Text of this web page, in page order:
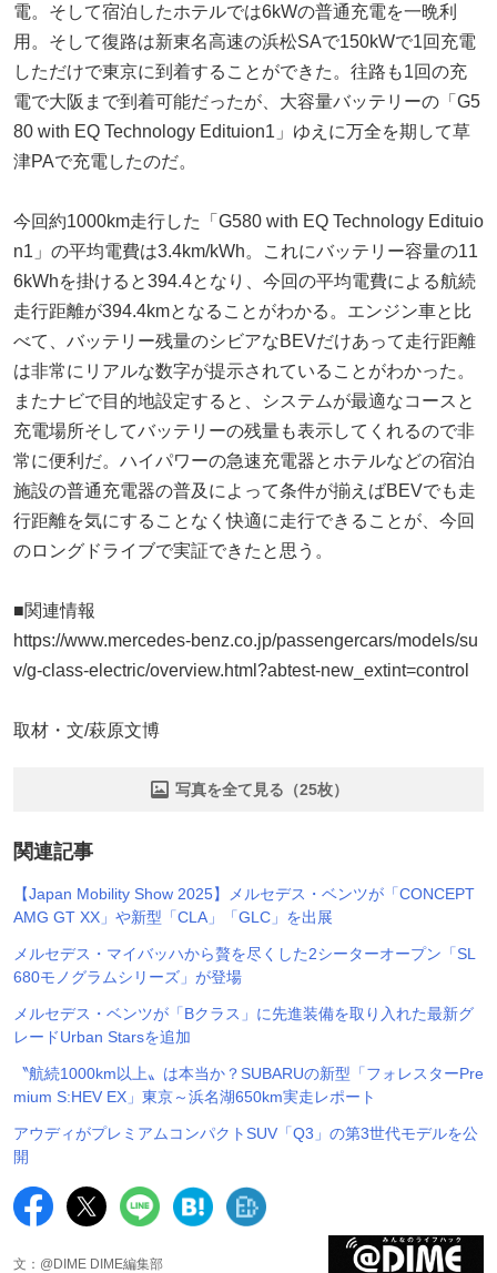
電。そして宿泊したホテルでは6kWの普通充電を一晩利
用。そして復路は新東名高速の浜松SAで150kWで1回充電
しただけで東京に到着することができた。往路も1回の充
電で大阪まで到着可能だったが、大容量バッテリーの「G5
80 with EQ Technology Edituion1」ゆえに万全を期して草
津PAで充電したのだ。
今回約1000km走行した「G580 with EQ Technology Edituio
n1」の平均電費は3.4km/kWh。これにバッテリー容量の11
6kWhを掛けると394.4となり、今回の平均電費による航続
走行距離が394.4kmとなることがわかる。エンジン車と比
べて、バッテリー残量のシビアなBEVだけあって走行距離
は非常にリアルな数字が提示されていることがわかった。
またナビで目的地設定すると、システムが最適なコースと
充電場所そしてバッテリーの残量も表示してくれるので非
常に便利だ。ハイパワーの急速充電器とホテルなどの宿泊
施設の普通充電器の普及によって条件が揃えばBEVでも走
行距離を気にすることなく快適に走行できることが、今回
のロングドライブで実証できたと思う。
■関連情報
https://www.mercedes-benz.co.jp/passengercars/models/su
v/g-class-electric/overview.html?abtest-new_extint=control
取材・文/萩原文博
写真を全て見る（25枚）
関連記事
【Japan Mobility Show 2025】メルセデス・ベンツが「CONCEPT
AMG GT XX」や新型「CLA」「GLC」を出展
メルセデス・マイバッハから贅を尽くした2シーターオープン「SL
680モノグラムシリーズ」が登場
メルセデス・ベンツが「Bクラス」に先進装備を取り入れた最新グ
レードUrban Starsを追加
〝航続1000km以上〟は本当か？SUBARUの新型「フォレスターPre
mium S:HEV EX」東京～浜名湖650km実走レポート
アウディがプレミアムコンパクトSUV「Q3」の第3世代モデルを公
開
文：@DIME DIME編集部